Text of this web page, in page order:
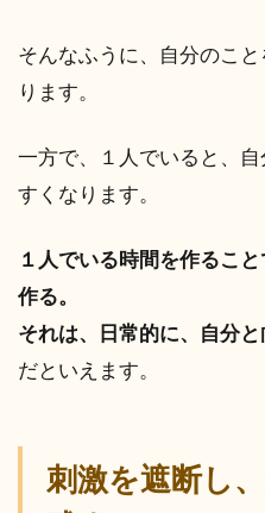
そんなふうに、自分のこ
ります。
一方で、１人でいると、
すくなります。
１人でいる時間を作るこ
作る。
それは、日常的に、自分
だといえます。
刺激を遮断し